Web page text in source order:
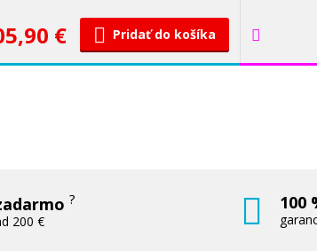
€ Pridať do košíka
?
200 €
100